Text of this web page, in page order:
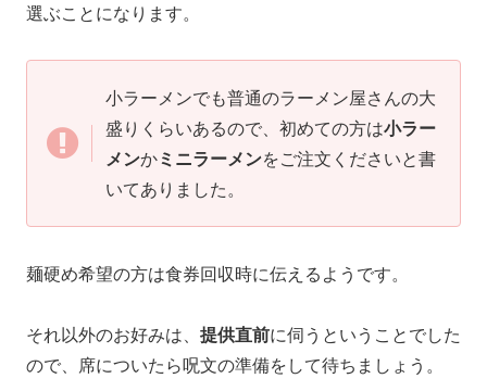
選ぶことになります。
小ラーメンでも普通のラーメン屋さんの大
盛りくらいあるので、初めての方は小ラー
メンかミニラーメンをご注文くださいと書
いてありました。
麺硬め希望の方は食券回収時に伝えるようです。
それ以外のお好みは、 提供直前に伺うということでした
ので、席についたら呪文の準備をして待ちましょう。